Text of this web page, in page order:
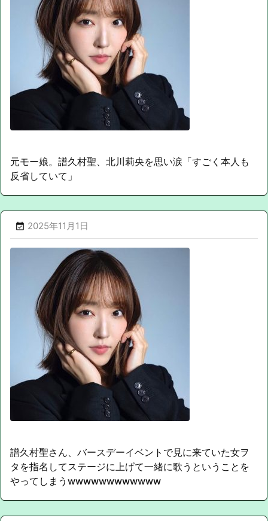
元モー娘。譜久村聖、北川莉央を思い涙「すごく本人も
反省していて」
 2025年11月1日
譜久村聖さん、バースデーイベントで見に来ていた女ヲ
タを指名してステージに上げて一緒に歌うということを
やってしまうwwwwwwwwwwww